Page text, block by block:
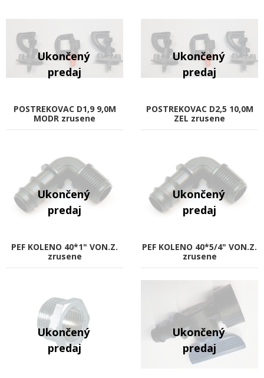
POSTREKOVAC D1,9 9,0M
MODR zrusene
POSTREKOVAC D2,5 10,0M
ZEL zrusene
PEF KOLENO 40*1" VON.Z.
zrusene
PEF KOLENO 40*5/4" VON.Z.
zrusene